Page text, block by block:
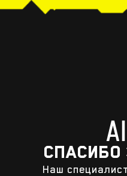
СПАСИБО
Наш